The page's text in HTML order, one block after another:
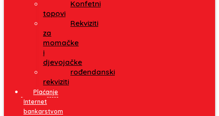
Konfetni
topovi
Rekviziti
za
momačke
i
djevojačke
rođendanski
rekviziti
Plaćanje
Internet
bankarstvom